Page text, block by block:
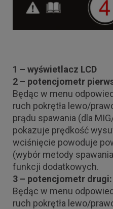
1 – wyświetlacz LCD
2 – potencjometr
Będąc w menu
ruch pokrętła lewo/
prądu spawania (dla
pokazuje prędkość
wciśnięcie powoduje
(wybór metody
funkcji dodatkowych.
3 – potencjometr drugi:
Będąc w menu
ruch pokrętła lewo/